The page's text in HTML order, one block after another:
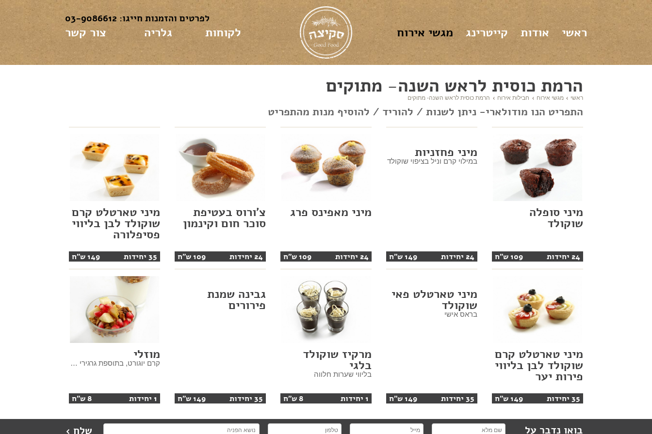
לפרטים והזמנות חייגו: 03-9086612
ראשי אודות קייטרינג מגשי אירוח לקוחות גלריה צור קשר
הרמת כוסית לראש השנה- מתוקים
ראשי מגשי אירוח חבילות אירוח הרמת כוסית לראש השנה- מתוקים
התפריט הנו מודולארי- ניתן לשנות / להוריד / להוסיף מנות מהתפריט
מיני סופלה
שוקולד
24 יחידות 109 ש"ח
מיני פחזניות
במילוי קרם וניל בציפוי שוקולד
24 יחידות 149 ש"ח
מיני מאפינס פרג
24 יחידות 109 ש"ח
צ'ורוס בעטיפת
סוכר חום וקינמון
24 יחידות 109 ש"ח
מיני טארטלט קרם
שוקולד לבן בליווי
פסיפלורה
35 יחידות 149 ש"ח
מיני טארטלט קרם
שוקולד לבן בליווי
פירות יער
35 יחידות 149 ש"ח
מיני טארטלט פאי
שוקולד
בראס אישי
35 יחידות 149 ש"ח
מרקיז שוקולד
בלגי
בליווי שערות חלווה
1 יחידות 8 ש"ח
גבינה שמנת
פירורים
35 יחידות 149 ש"ח
מוזלי
קרם יוגורט, בתוספת גרגירי רימון / קוביות פירות, גרנולה וסילאן
1 יחידות 8 ש"ח
בואו נדבר על